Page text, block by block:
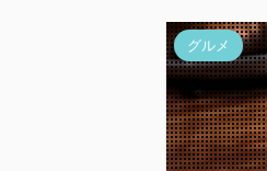
グルメ